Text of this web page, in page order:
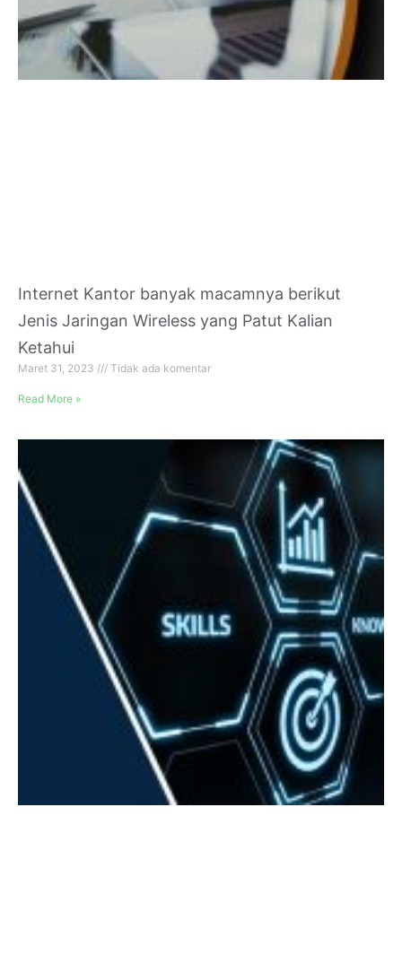
Internet Kantor banyak macamnya berikut
Jenis Jaringan Wireless yang Patut Kalian
Ketahui
Maret 31, 2023 Tidak ada komentar
Read More »